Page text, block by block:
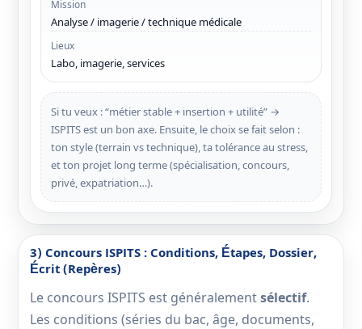
Mission
Analyse / imagerie / technique médicale
Lieux
Labo, imagerie, services
Si tu veux : “métier stable + insertion + utilité” →
ISPITS est un bon axe. Ensuite, le choix se fait selon :
ton style (terrain vs technique), ta tolérance au stress,
et ton projet long terme (spécialisation, concours,
privé, expatriation…).
3) Concours ISPITS : Conditions, Étapes, Dossier,
Écrit (repères)
Le concours ISPITS est généralementsélectif.
Les conditions (séries du bac, âge, documents,